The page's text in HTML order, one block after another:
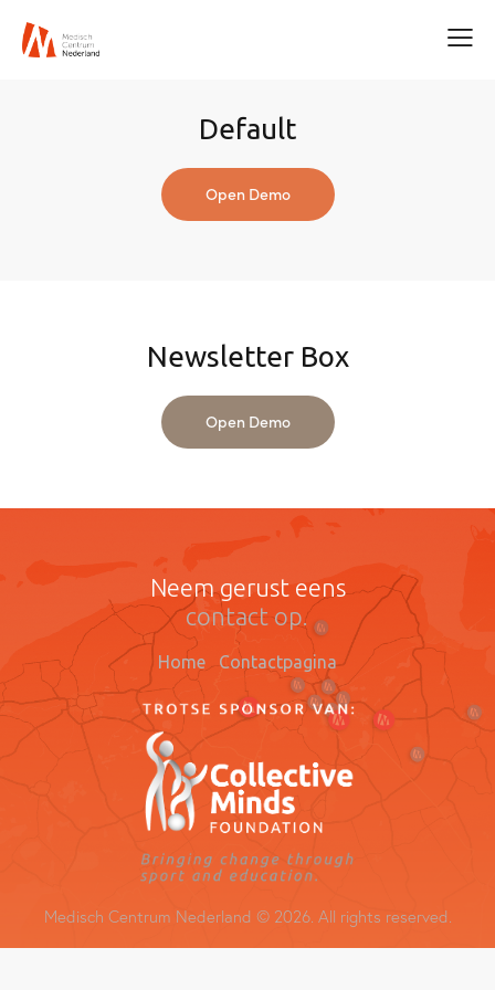
Default
Open Demo
Newsletter Box
Open Demo
Neem gerust eens
contact op.
Home Contactpagina
Medisch Centrum Nederland © 2026. All rights reserved.